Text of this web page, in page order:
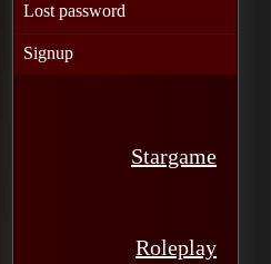
Lost password
Signup
Stargame
Roleplay